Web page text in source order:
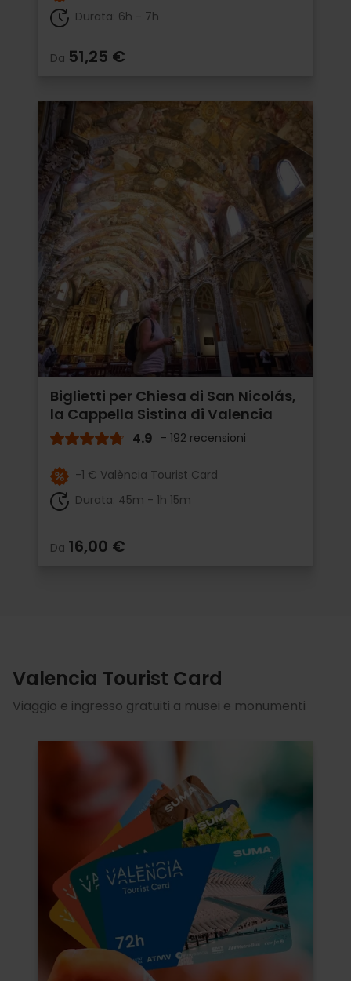
Durata: 6h - 7h
Da 51,25 €
Biglietti per Chiesa di San Nicolás,
la Cappella Sistina di Valencia
4.9 - 192 recensioni
-1 € València Tourist Card
Durata: 45m - 1h 15m
Da 16,00 €
Valencia Tourist Card
Viaggio e ingresso gratuiti a musei e monumenti